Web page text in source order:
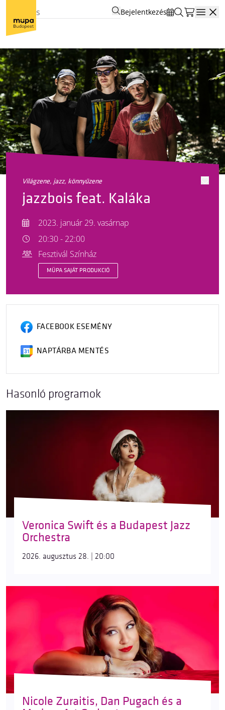
Bejelentkezés
világzene, jazz, könnyűzene
jazzbois feat. Kaláka
2023. január 29. vasárnap
20:30 - 22:00
Fesztivál Színház
MÜPA SAJÁT PRODUKCIÓ
FACEBOOK ESEMÉNY
NAPTÁRBA MENTÉS
Hasonló programok
Veronica Swift és a Budapest Jazz
Orchestra
2026. augusztus 28. | 20:00
Nicole Zuraitis, Dan Pugach és a